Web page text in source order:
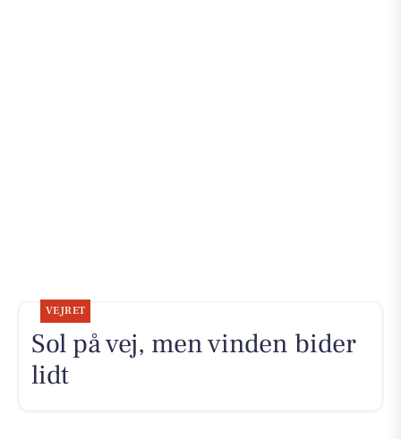
VEJRET
Sol på vej, men vinden bider
lidt